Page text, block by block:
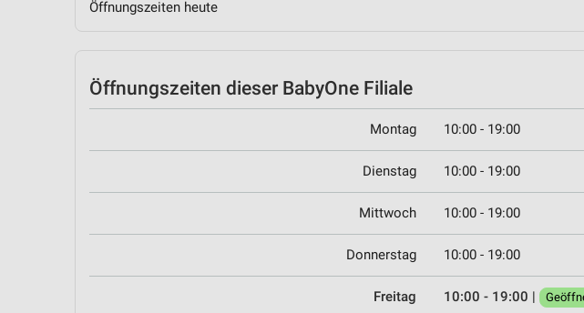
Öffnungszeiten heute
Öffnungszeiten dieser BabyOne Filiale
Montag 10:00 - 19:00
Dienstag 10:00 - 19:00
Mittwoch 10:00 - 19:00
Donnerstag 10:00 - 19:00
Freitag 10:00 - 19:00 |